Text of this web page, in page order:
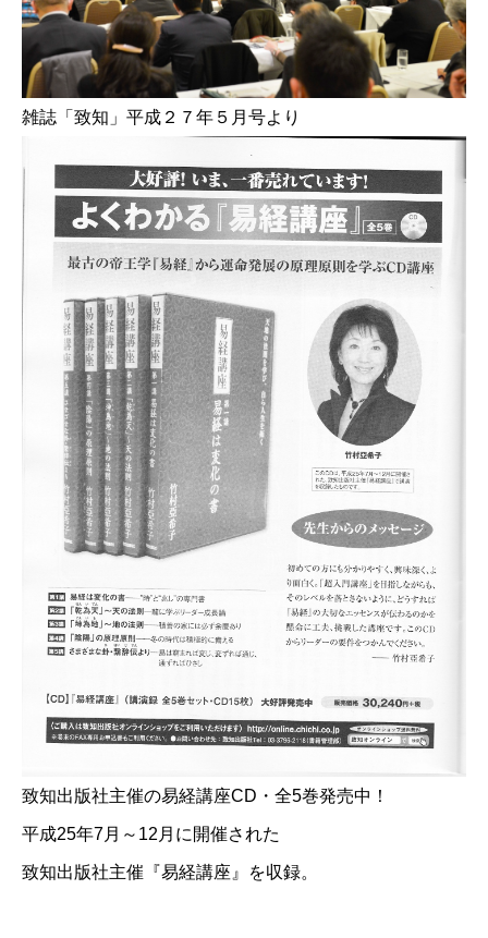
雑誌「致知」平成２７年５月号より
致知出版社主催の易経講座CD・全5巻発売中！
平成25年7月～12月に開催された
致知出版社主催『易経講座』を収録。